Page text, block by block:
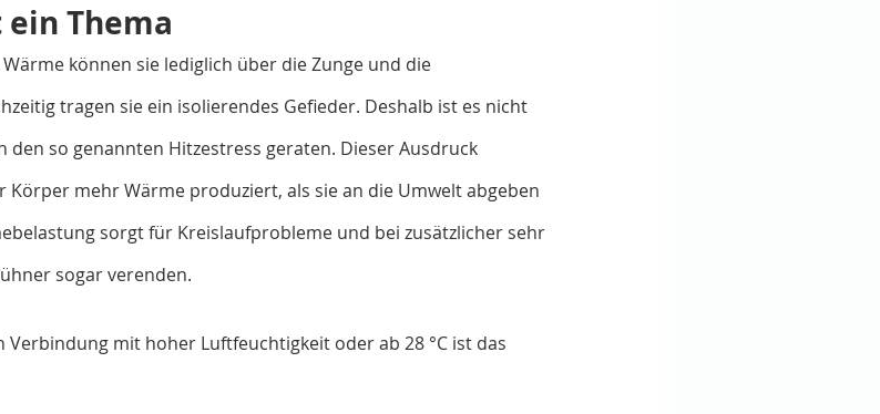
Thema
können sie lediglich über die Zunge und die
tragen sie ein isolierendes Gefieder. Deshalb ist es nicht
den so genannten Hitzestress geraten. Dieser Ausdruck
Körper mehr Wärme produziert, als sie an die Umwelt abgeben
sorgt für Kreislaufprobleme und bei zusätzlicher sehr
sogar verenden.
Verbindung mit hoher Luftfeuchtigkeit oder ab 28 °C ist das